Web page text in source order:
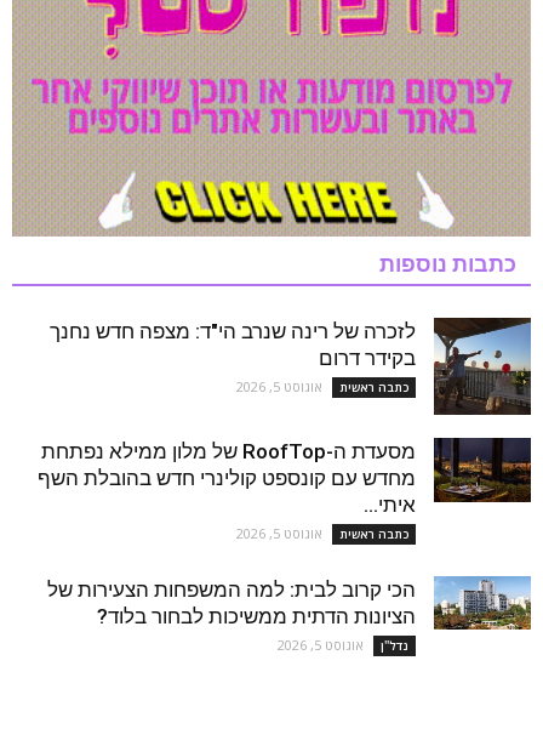
כתבות נוספות
לזכרה של רינה שנרב הי"ד: מצפה חדש נחנך
בקידר דרום
כתבה ראשית אוגוסט 5, 2026
מסעדת ה-RoofTop של מלון ממילא נפתחת
מחדש עם קונספט קולינרי חדש בהובלת השף
איתי...
כתבה ראשית אוגוסט 5, 2026
הכי קרוב לבית: למה המשפחות הצעירות של
הציונות הדתית ממשיכות לבחור בלוד?
נדל''ן אוגוסט 5, 2026